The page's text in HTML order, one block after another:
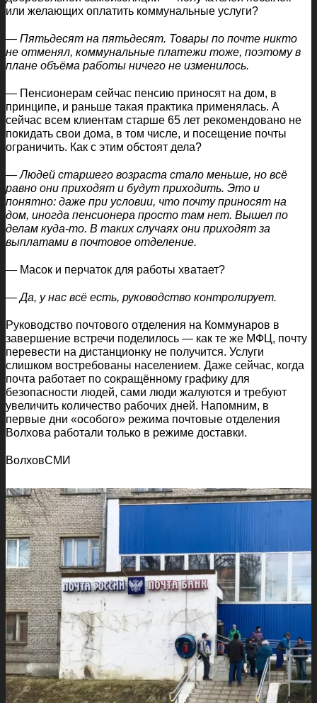
или желающих оплатить коммунальные услуги?
— Пятьдесят на пятьдесят. Товары по почте никто
не отменял, коммунальные платежи тоже, поэтому в
плане объёма работы ничего не изменилось.
— Пенсионерам сейчас пенсию приносят на дом, в
принципе, и раньше такая практика применялась. А
сейчас всем клиентам старше 65 лет рекомендовано не
покидать свои дома, в том числе, и посещение почты
ограничить. Как с этим обстоят дела?
—Людей старшего возраста стало меньше, но всё
равно они приходят и будут приходить. Это и
понятно: даже при условии, что почту приносят на
дом, иногда пенсионера просто там нет. Вышел по
делам куда-то. В таких случаях они приходят за
выплатами в почтовое отделение.
— Масок и перчаток для работы хватает?
—Да, у нас всё есть, руководство контролирует.
Руководство почтового отделения на Коммунаров в
завершение встречи поделилось — как те же МФЦ, почту
перевести на дистанционку не получится. Услуги
слишком востребованы населением. Даже сейчас, когда
почта работает по сокращённому графику для
безопасности людей, сами люди жалуются и требуют
увеличить количество рабочих дней. Напомним, в
первые дни «особого» режима почтовые отделения
Волхова работали только в режиме доставки.
ВолховСМИ